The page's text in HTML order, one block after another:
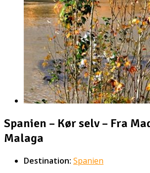
Spanien – Kør selv – Fra
Malaga
Destination: Spanien